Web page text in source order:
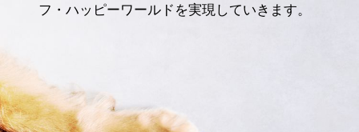
フ・ハッピーワールドを実現していきます。